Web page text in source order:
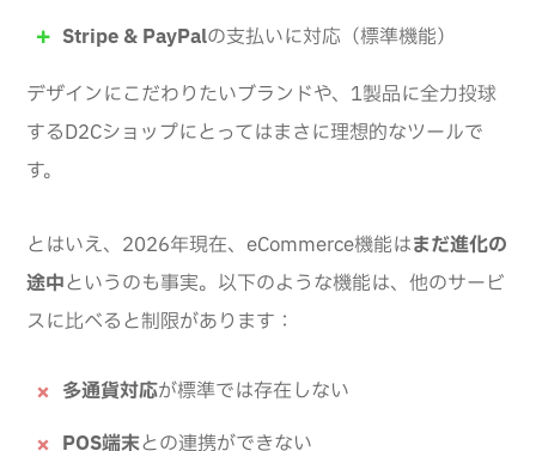
Stripe & PayPalの支払いに対応（標準機能）
デザインにこだわりたいブランドや、1製品に全力投球
するD2Cショップにとってはまさに理想的なツールで
す。
とはいえ、2026年現在、eCommerce機能はまだ進化の
途中というのも事実。以下のような機能は、他のサービ
スに比べると制限があります：
多通貨対応が標準では存在しない
POS端末との連携ができない